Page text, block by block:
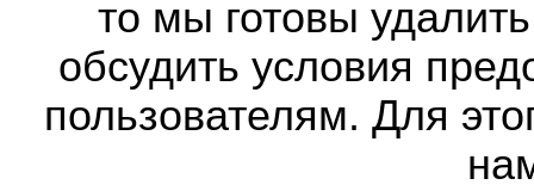
то мы готовы
обсудить условия
пользователям. Для